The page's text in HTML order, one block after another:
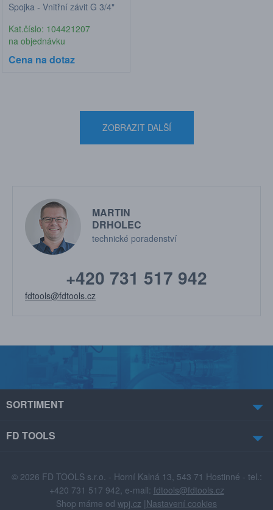
Spojka - Vnitřní závit G 3/4"
Kat.číslo: 104421207
na objednávku
Cena na dotaz
ZOBRAZIT DALŠÍ
MARTIN
DRHOLEC
technické poradenství
+420 731 517 942
fdtools@fdtools.cz
SORTIMENT
FD TOOLS
© 2026 FD TOOLS s.r.o. - Horní Kalná 13, 543 71 Hostinné - tel.:
+420 731 517 942, e-mail: fdtools@fdtools.cz
Shop máme od wpj.cz |Nastavení cookies